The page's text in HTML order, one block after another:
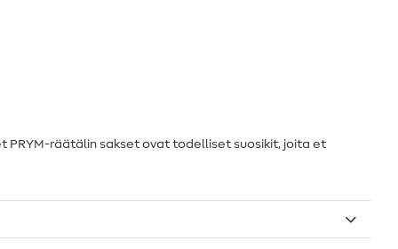
PRYM-räätälin sakset ovat todelliset suosikit, joita et